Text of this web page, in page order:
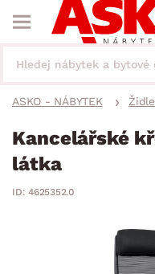
ASKO - NÁBYTEK
Kancelářské
látka
ID: 4625352.0